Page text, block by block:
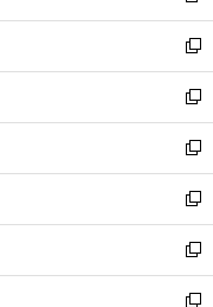
開
く
ウ
で
開
く
ウ
ィ
ン
ド
ウ
で
開
く
し
い
ウ
ィ
ン
ド
ウ
で
開
く
新
し
い
ウ
ィ
ン
ド
ウ
で
開
く
新
し
い
ウ
ィ
ン
ド
ウ
で
新
し
い
ウ
ィ
ン
ド
新
し
い
ウ
新
し